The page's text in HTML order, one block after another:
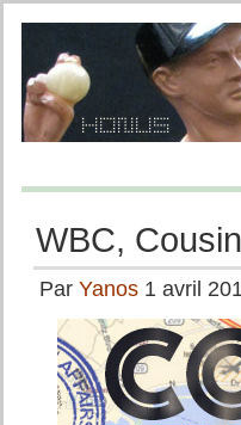
WBC,
Par Yanos 1 avril